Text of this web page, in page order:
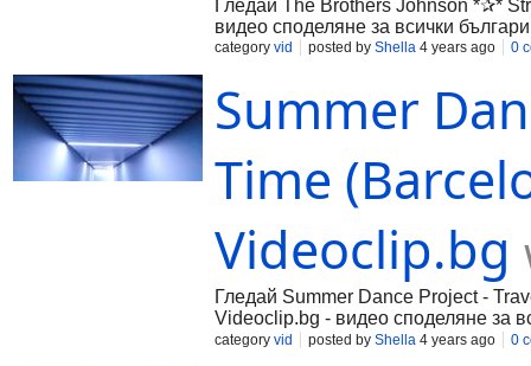
Гледай The Brothers Johnson *✰*
видео споделяне за всички
category vid posted by Shella 4 years ago 0
Summer
Time
Videoclip.bg
Гледай Summer Dance Project -
Videoclip.bg - видео споделяне за
category vid posted by Shella 4 years ago 0